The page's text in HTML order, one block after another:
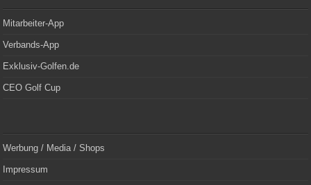
Mitarbeiter-App
Verbands-App
Exklusiv-Golfen.de
CEO Golf Cup
Werbung / Media / Shops
Impressum